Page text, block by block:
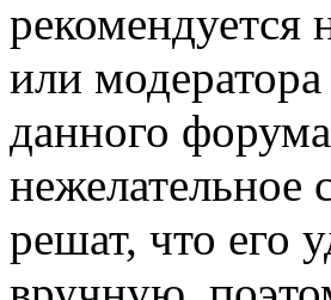
рекомендуется
или
данного
нежелательное
решат, что его